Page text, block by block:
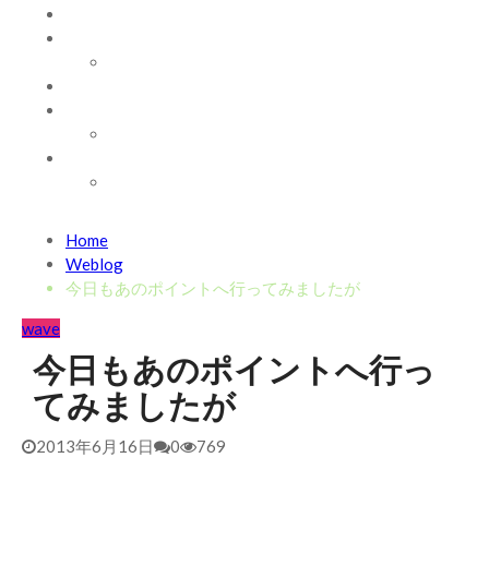
2026/7/28 御前崎方面 よれ入ったダンパー多め
年7月28日
2026/5/25 御前崎方面 カレント強くブレイク続かず
2026年5月25日
2026/5/13 静波 ダンパー中心
Home
Weblog
今日もあのポイントへ行ってみましたが
wave
今日もあのポイントへ行っ
てみましたが
2013年6月16日 0 769